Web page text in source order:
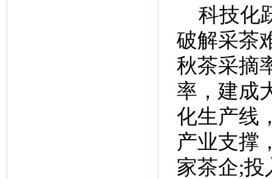
科技化
破解采茶
秋茶采摘
率，建成
化生产线
产业支撑
家茶企;投